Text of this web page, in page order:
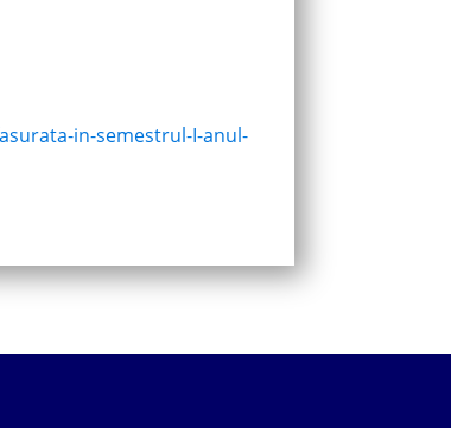
in-semestrul-I-anul-